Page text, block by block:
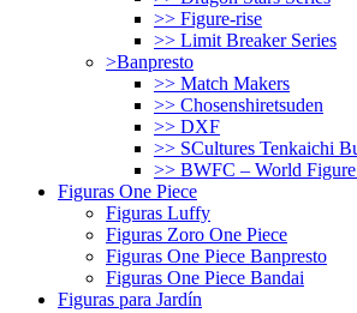
>> Figure-rise
>> Limit Breaker Series
>Banpresto
>> Match Makers
>> Chosenshiretsuden
>> DXF
>> SCultures Tenkaichi
>> BWFC – World Figure
Figuras One Piece
Figuras Luffy
Figuras Zoro One Piece
Figuras One Piece Banpresto
Figuras One Piece Bandai
Figuras para Jardín